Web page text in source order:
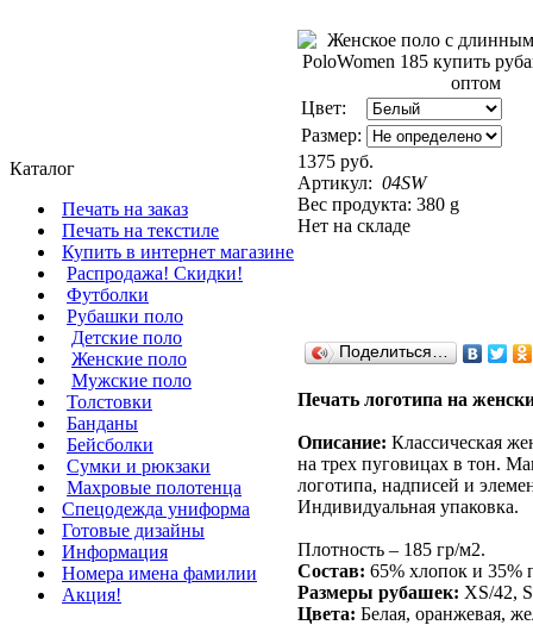
Каталог
Печать на заказ
Печать на текстиле
Купить в интернет магазине
Распродажа! Скидки!
Футболки
Рубашки поло
Детские поло
Женские поло
Мужские поло
Толстовки
Банданы
Бейсболки
Сумки и рюкзаки
Махровые полотенца
Cпецодежда униформа
Готовые дизайны
Информация
Номера имена фамилии
Акция!
Цвет:
Размер:
1375 руб.
Артикул: 04SW
Вес продукта: 380 g
Нет на складе
Поделиться…
Печать логотипа на
Описание: Классическая
на трех пуговицах в тон.
логотипа, надписей и
Индивидуальная упаковка.
Плотность – 185 гр/м2.
Состав: 65% хлопок и 35%
Размеры рубашек: XS/42,
Цвета: Белая, оранжевая,